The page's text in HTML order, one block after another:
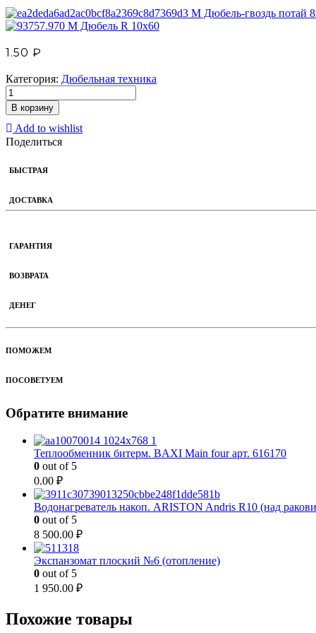
М Дюбель-гвоздь потай
М Дюбель R 10х60
1.50 ₽
Категория: Дюбельная техника
В корзину
Add to wishlist
Поделиться
БЫСТРАЯ
ДОСТАВКА
ГАРАНТИЯ
ВОЗВРАТА
ДЕНЕГ
ПОМОЖЕМ
ПОСОВЕТУЕМ
Обратите внимание
Теплообменник битерм. BAXI Main four арт. 616170
0 out of 5
0.00 ₽
Водонагреватель накоп. ARISTON Andris R10 (над
0 out of 5
8 500.00 ₽
Экспанзомат плоский №6 (отопление)
0 out of 5
1 950.00 ₽
Похожие товары